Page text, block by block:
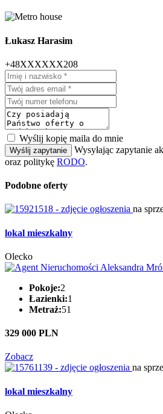
Łukasz Harasim
+48XXXXXX208
Wyślij kopię maila do mnie
Wyślij zapytanie Wysyłając zapytanie
oraz politykę RODO.
Podobne oferty
na
lokal mieszkalny
Olecko
Pokoje:2
Łazienki:1
Metraż:51
329 000 PLN
Zobacz
na
lokal mieszkalny